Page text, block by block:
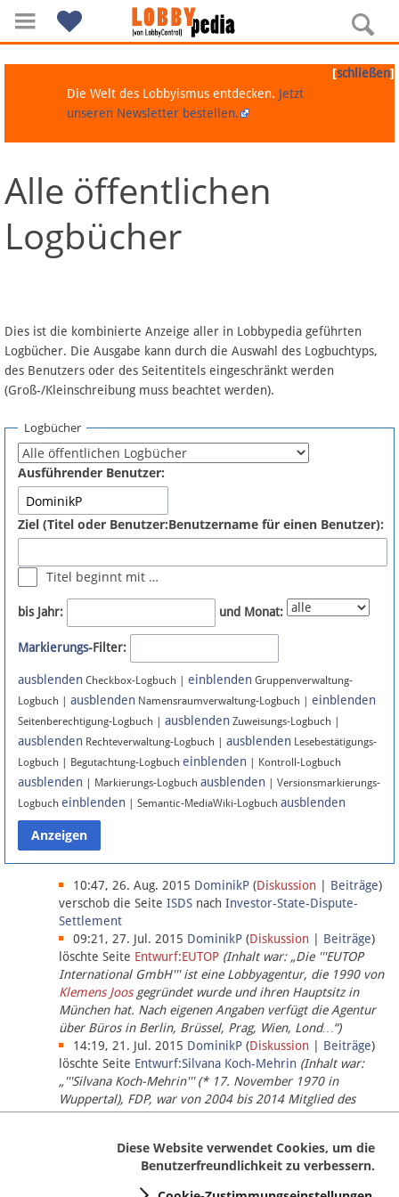
Navigation
Über Lobbypedia
Artikel nach Kategorien
FAQ
Fördermitglied werden
Fehler melden
Newsletter
Bluesky
Facebook
Instagram
Anmelden
Datenschutz
Über Lobbypedia
Impressum
[schließen]
Die Welt des Lobbyismus entdecken. Jetzt
unseren Newsletter bestellen.
Alle öffentlichen
Logbücher
Dies ist die kombinierte Anzeige aller in Lobbypedia geführten
Logbücher. Die Ausgabe kann durch die Auswahl des Logbuchtyps,
des Benutzers oder des Seitentitels eingeschränkt werden
(Groß-/Kleinschreibung muss beachtet werden).
Logbücher
Ausführender Benutzer:
Ziel (Titel oder Benutzer:Benutzername für einen Benutzer):
Titel beginnt mit …
bis Jahr: und Monat:
Markierungs-Filter:
ausblenden Checkbox-Logbuch | einblenden Gruppenverwaltung-
Logbuch | ausblenden Namensraumverwaltung-Logbuch | einblenden
Seitenberechtigung-Logbuch | ausblenden Zuweisungs-Logbuch |
ausblenden Rechteverwaltung-Logbuch | ausblenden Lesebestätigungs-
Logbuch | Begutachtung-Logbuch einblenden | Kontroll-Logbuch
ausblenden | Markierungs-Logbuch ausblenden | Versionsmarkierungs-
Logbuch einblenden | Semantic-MediaWiki-Logbuch ausblenden
10:47, 26. Aug. 2015 DominikP (Diskussion Beiträge)
verschob die Seite ISDS nach Investor-State-Dispute-
Settlement
09:21, 27. Jul. 2015 DominikP (Diskussion Beiträge)
löschte Seite Entwurf:EUTOP (Inhalt war: „Die '''EUTOP
International GmbH''' ist eine Lobbyagentur, die 1990 von
Klemens Joosgegründet wurde und ihren Hauptsitz in
München hat. Nach eigenen Angaben verfügt die Agentur
über Büros in Berlin, Brüssel, Prag, Wien, Lond…“)
14:19, 21. Jul. 2015 DominikP (Diskussion Beiträge)
löschte Seite Entwurf:Silvana Koch-Mehrin (Inhalt war:
„'''Silvana Koch-Mehrin''' (* 17. November 1970 in
Wuppertal), FDP, war von 2004 bis 2014 Mitglied des
Europäischen Parlaments, seit November 2014 ist sie für
Diese Website verwendet Cookies, um die
Benutzerfreundlichkeit zu verbessern.